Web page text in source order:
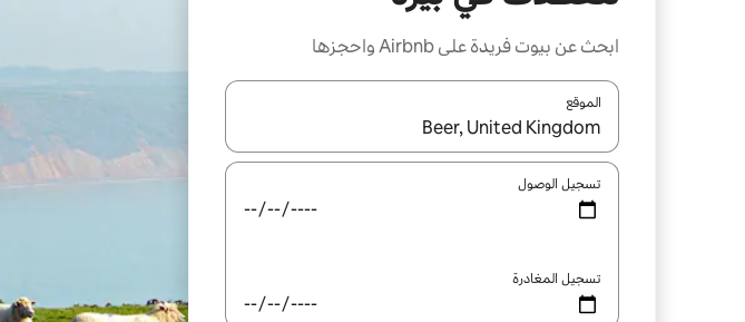
ابحث عن بيوت فريدة على Airbnb واحجزها
الموقع
عند توفر النتائج، انتقل باستخدام السهمين لأعلى ولأسفل أو استكشف عن طريق اللمس أو السحب.
تسجيل الوصول
تسجيل المغادرة